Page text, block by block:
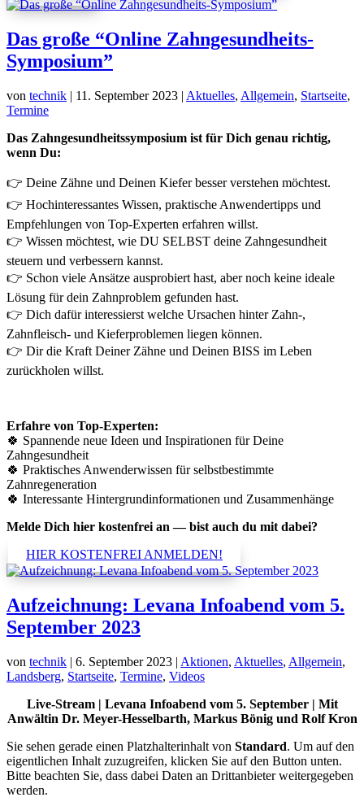
Das große “Online Zahngesundheits-
Symposium”
von technik | 11. September 2023 | Aktuelles, Allgemein, Startseite,
Termine
Das Zahngesundheitssymposium ist für Dich genau richtig,
wenn Du:
👉 Deine Zähne und Deinen Kiefer besser verstehen möchtest.
👉 Hochinteressantes Wissen, praktische Anwendertipps und
Empfehlungen von Top-Experten erfahren willst.
👉 Wissen möchtest, wie DU SELBST deine Zahngesundheit
steuern und verbessern kannst.
👉 Schon viele Ansätze ausprobiert hast, aber noch keine ideale
Lösung für dein Zahnproblem gefunden hast.
👉 Dich dafür interessierst welche Ursachen hinter Zahn-,
Zahnfleisch- und Kieferproblemen liegen können.
👉 Dir die Kraft Deiner Zähne und Deinen BISS im Leben
zurückholen willst.
Erfahre von Top-Experten:
🍀 Spannende neue Ideen und Inspirationen für Deine
Zahngesundheit
🍀 Praktisches Anwenderwissen für selbstbestimmte
Zahnregeneration
🍀 Interessante Hintergrundinformationen und Zusammenhänge
Melde Dich hier kostenfrei an — bist auch du mit dabei?
HIER KOSTENFREI ANMELDEN!
Aufzeichnung: Levana Infoabend vom 5.
September 2023
von technik | 6. September 2023 | Aktionen, Aktuelles, Allgemein,
Landsberg, Startseite, Termine, Videos
Live-Stream | Levana Infoabend vom 5. September | Mit
Anwältin Dr. Meyer-Hesselbarth, Markus Bönig und Rolf Kron
Sie sehen gerade einen Platzhalterinhalt von Standard. Um auf den
eigentlichen Inhalt zuzugreifen, klicken Sie auf den Button unten.
Bitte beachten Sie, dass dabei Daten an Drittanbieter weitergegeben
werden.